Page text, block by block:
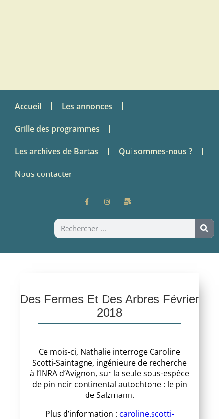
Accueil Les annonces
Grille des programmes
Les archives de Bartas Qui sommes-nous ?
Nous contacter
Des Fermes Et Des Arbres Février
2018
Ce mois-ci, Nathalie interroge Caroline
Scotti-Saintagne, ingénieure de recherche
à l’INRA d’Avignon, sur la seule sous-espèce
de pin noir continental autochtone : le pin
de Salzmann.
Plus d’information : caroline.scotti-